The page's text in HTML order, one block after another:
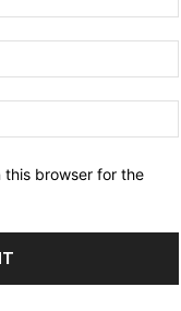
this browser for the